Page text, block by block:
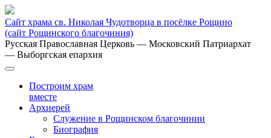
Сайт храма св. Николая Чудотворца в посёлке Рощино
(сайт Рощинского благочиния)
Русская Православная Церковь — Московский Патриархат
— Выборгская епархия
Построим храм
вместе
Архиерей
Служение в Рощинском благочинии
Биография